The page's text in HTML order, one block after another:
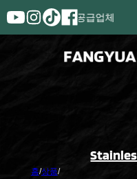
공급업체
홈/상품/